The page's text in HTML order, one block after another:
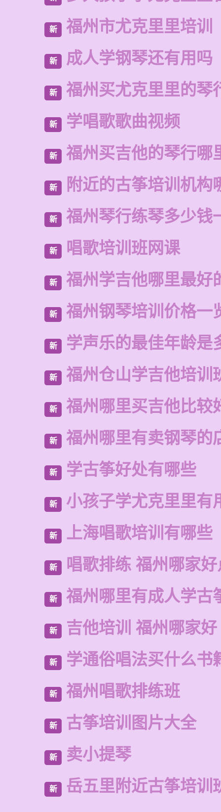
新 福州市尤克里里培训
新 成人学钢琴还有用吗
新 福州买尤克里里的琴
新 学唱歌歌曲视频
新 福州买吉他的琴行哪
新 附近的古筝培训机构
新 福州琴行练琴多少钱
新 唱歌培训班网课
新 福州学吉他哪里最好
新 福州钢琴培训价格一
新 学声乐的最佳年龄是
新 福州仓山学吉他培训
新 福州哪里买吉他比较
新 福州哪里有卖钢琴的
新 学古筝好处有哪些
新 小孩子学尤克里里有
新 上海唱歌培训有哪些
新 唱歌排练 福州哪家好
新 福州哪里有成人学古
新 吉他培训 福州哪家好
新 学通俗唱法买什么书
新 福州唱歌排练班
新 古筝培训图片大全
新 卖小提琴
新 岳五里附近古筝培训